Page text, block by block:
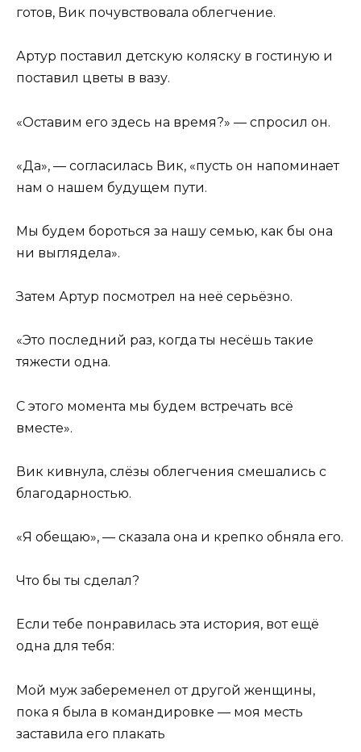
готов, Вик почувствовала облегчение.
Артур поставил детскую коляску в гостиную и
поставил цветы в вазу.
«Оставим его здесь на время?» — спросил он.
«Да», — согласилась Вик, «пусть он напоминает
нам о нашем будущем пути.
Мы будем бороться за нашу семью, как бы она
ни выглядела».
Затем Артур посмотрел на неё серьёзно.
«Это последний раз, когда ты несёшь такие
тяжести одна.
С этого момента мы будем встречать всё
вместе».
Вик кивнула, слёзы облегчения смешались с
благодарностью.
«Я обещаю», — сказала она и крепко обняла его.
Что бы ты сделал?
Если тебе понравилась эта история, вот ещё
одна для тебя:
Мой муж забеременел от другой женщины,
пока я была в командировке — моя месть
заставила его плакать